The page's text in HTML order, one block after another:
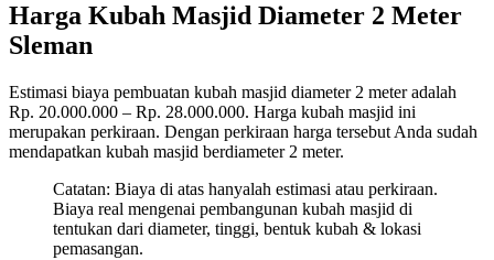
Harga Kubah Masjid Diameter 2 Meter
Sleman
Estimasi biaya pembuatan kubah masjid diameter 2 meter adalah
Rp. 20.000.000 – Rp. 28.000.000. Harga kubah masjid ini
merupakan perkiraan. Dengan perkiraan harga tersebut Anda sudah
mendapatkan kubah masjid berdiameter 2 meter.
Catatan: Biaya di atas hanyalah estimasi atau perkiraan.
Biaya real mengenai pembangunan kubah masjid di
tentukan dari diameter, tinggi, bentuk kubah & lokasi
pemasangan.